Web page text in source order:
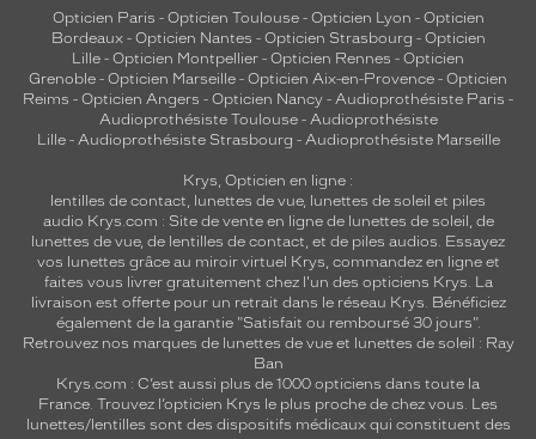
Opticien Paris - Opticien Toulouse- Opticien Lyon - Opticien
Bordeaux- Opticien Nantes - Opticien Strasbourg - Opticien
Lille - Opticien Montpellier - Opticien Rennes - Opticien
Grenoble - Opticien Marseille - Opticien Aix-en-Provence - Opticien
Reims - Opticien Angers - Opticien Nancy - Audioprothésiste Paris -
Audioprothésiste Toulouse- Audioprothésiste
Lille- Audioprothésiste Strasbourg - Audioprothésiste Marseille
Krys, Opticien en ligne :
lentilles de contact, lunettes de vue, lunettes de soleil et piles
audio Krys.com : Site de vente en ligne de lunettes de soleil, de
lunettes de vue, de lentilles de contact, et de piles audios. Essayez
vos lunettes grâce au miroir virtuel Krys, commandez en ligne et
faites vous livrer gratuitement chez l'un des opticiens Krys. La
livraison est offerte pour un retrait dans le réseau Krys. Bénéficiez
également de la garantie "Satisfait ou remboursé 30 jours".
Retrouvez nos marques de lunettes de vue et lunettes de soleil : Ray
Ban
Krys.com : C’est aussi plus de 1000 opticiens dans toute la
France. Trouvez l’opticien Krys le plus proche de chez vous. Les
lunettes/lentilles sont des dispositifs médicaux qui constituent des